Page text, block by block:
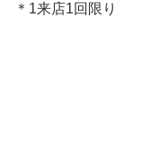
＊1来店1回限り